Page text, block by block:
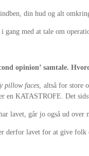
din hud og alt
gang med at tale om
opinion’ samtale.
pillow faces , altså for
en KATASTROFE. Det
har lavet, går jo også ud
derfor lavet for at give